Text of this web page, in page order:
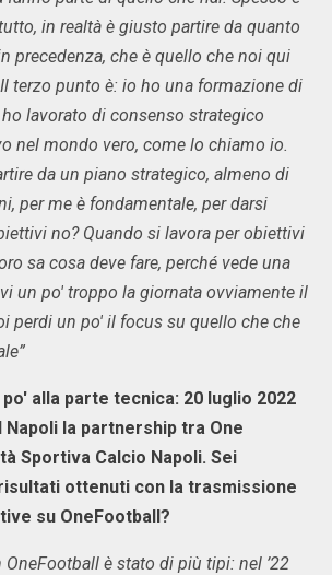
in realtà è giusto partire da quanto
precedenza, che è quello che noi qui
terzo punto è: io ho una formazione di
lavorato di consenso strategico
nel mondo vero, come lo chiamo io.
da un piano strategico, almeno di
per me è fondamentale, per darsi
no? Quando si lavora per obiettivi
sa cosa deve fare, perché vede una
un po' troppo la giornata ovviamente il
perdi un po' il focus su quello che che
alla parte tecnica: 20 luglio 2022
la partnership tra One
Sportiva Calcio Napoli. Sei
ottenuti con la trasmissione
su OneFootball?
OneFootball è stato di più tipi: nel ’22